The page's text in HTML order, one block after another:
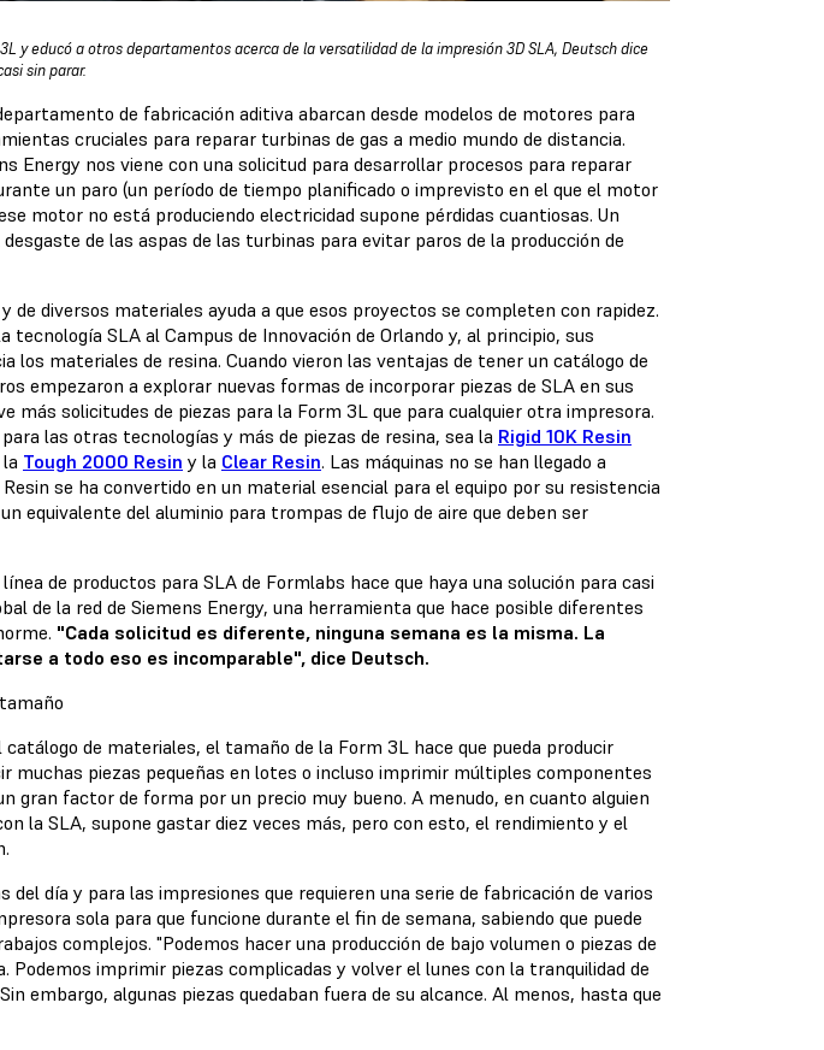
y educó a otros departamentos acerca de la versatilidad de la impresión 3D SLA, Deutsch dice
sin parar.
de fabricación aditiva abarcan desde modelos de motores para
cruciales para reparar turbinas de gas a medio mundo de distancia.
Energy nos viene con una solicitud para desarrollar procesos para reparar
un paro (un período de tiempo planificado o imprevisto en el que el motor
motor no está produciendo electricidad supone pérdidas cuantiosas. Un
de las aspas de las turbinas para evitar paros de la producción de
de diversos materiales ayuda a que esos proyectos se completen con rapidez.
SLA al Campus de Innovación de Orlando y, al principio, sus
los materiales de resina. Cuando vieron las ventajas de tener un catálogo de
empezaron a explorar nuevas formas de incorporar piezas de SLA en sus
más solicitudes de piezas para la Form 3L que para cualquier otra impresora.
las otras tecnologías y más de piezas de resina, sea la Rigid 10K Resin
Tough 2000 Resin y la Clear Resin. Las máquinas no se han llegado a
se ha convertido en un material esencial para el equipo por su resistencia
equivalente del aluminio para trompas de flujo de aire que deben ser
de productos para SLA de Formlabs hace que haya una solución para casi
de la red de Siemens Energy, una herramienta que hace posible diferentes
"Cada solicitud es diferente, ninguna semana es la misma. La
a todo eso es incomparable", dice Deutsch.
de materiales, el tamaño de la Form 3L hace que pueda producir
muchas piezas pequeñas en lotes o incluso imprimir múltiples componentes
gran factor de forma por un precio muy bueno. A menudo, en cuanto alguien
la SLA, supone gastar diez veces más, pero con esto, el rendimiento y el
día y para las impresiones que requieren una serie de fabricación de varios
sola para que funcione durante el fin de semana, sabiendo que puede
complejos. "Podemos hacer una producción de bajo volumen o piezas de
Podemos imprimir piezas complicadas y volver el lunes con la tranquilidad de
embargo, algunas piezas quedaban fuera de su alcance. Al menos, hasta que